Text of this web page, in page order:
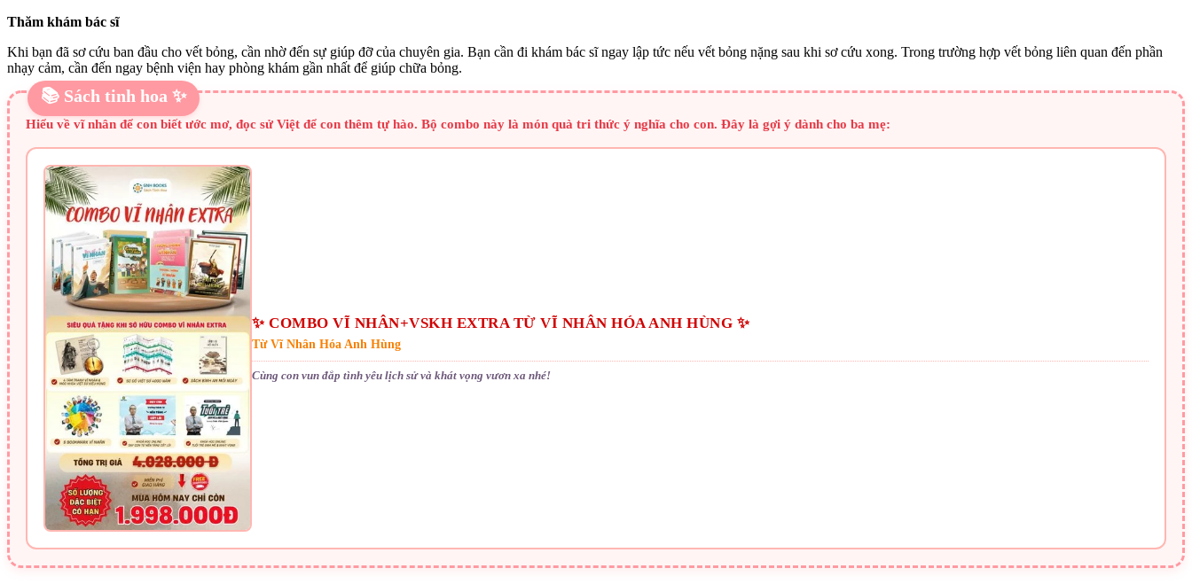
Thăm khám bác sĩ
Khi bạn đã sơ cứu ban đầu cho vết bỏng, cần nhờ đến sự giúp đỡ của chuyên gia. Bạn cần đi khám bác sĩ ngay lập tức nếu vết bỏng nặng sau khi sơ cứu xong. Trong trường hợp vết bỏng liên quan đến phần
nhạy cảm, cần đến ngay bệnh viện hay phòng khám gần nhất để giúp chữa bỏng.
📚 Sách tinh hoa ✨
Hiểu về vĩ nhân để con biết ước mơ, đọc sử Việt để con thêm tự hào. Bộ combo này là món quà tri thức ý nghĩa cho con. Đây là gợi ý dành cho ba mẹ:
✨ COMBO VĨ NHÂN+VSKH EXTRA TỪ VĨ NHÂN HÓA ANH HÙNG ✨
Từ Vĩ Nhân Hóa Anh Hùng
Cùng con vun đắp tình yêu lịch sử và khát vọng vươn xa nhé!